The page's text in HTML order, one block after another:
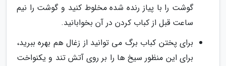
گوشت را با پیاز رنده شده مخلوط کنید و گوشت را نیم
ساعت قبل از کباب کردن در آن بخوابانید.
برای پختن کباب برگ می توانید از زغال هم بهره ببرید،
برای این منظور سیخ ها را بر روی آتش تند و یکنواخت